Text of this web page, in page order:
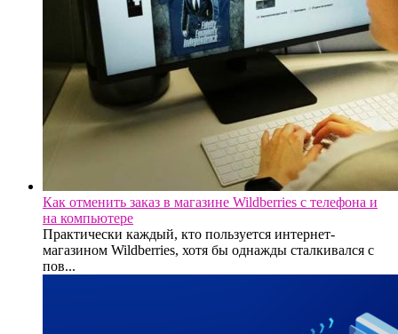
Как отменить заказ в магазине Wildberries с телефона и
на компьютере
Практически каждый, кто пользуется интернет-
магазином Wildberries, хотя бы однажды сталкивался с
пов...